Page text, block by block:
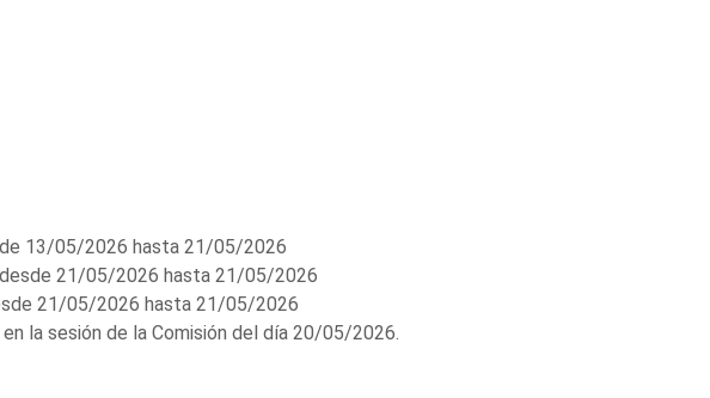
13/05/2026 hasta 21/05/2026
desde 21/05/2026 hasta 21/05/2026
21/05/2026 hasta 21/05/2026
la sesión de la Comisión del día 20/05/2026.